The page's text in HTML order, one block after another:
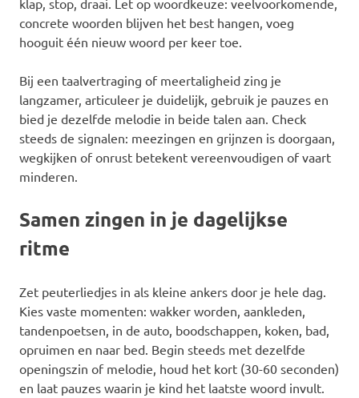
klap, stop, draai. Let op woordkeuze: veelvoorkomende,
concrete woorden blijven het best hangen, voeg
hooguit één nieuw woord per keer toe.
Bij een taalvertraging of meertaligheid zing je
langzamer, articuleer je duidelijk, gebruik je pauzes en
bied je dezelfde melodie in beide talen aan. Check
steeds de signalen: meezingen en grijnzen is doorgaan,
wegkijken of onrust betekent vereenvoudigen of vaart
minderen.
Samen zingen in je dagelijkse
ritme
Zet peuterliedjes in als kleine ankers door je hele dag.
Kies vaste momenten: wakker worden, aankleden,
tandenpoetsen, in de auto, boodschappen, koken, bad,
opruimen en naar bed. Begin steeds met dezelfde
openingszin of melodie, houd het kort (30-60 seconden)
en laat pauzes waarin je kind het laatste woord invult.